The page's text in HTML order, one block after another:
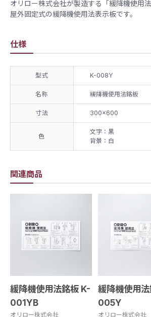
関連商品
緩降機使用法銘板 K-
001YB
オリロー株式会社
緩降機使用
005Y
オリロー株式会社
オリロー株式会社が製造する「緩降機使用
屋外固定式の緩降機使用法表示板です。
仕様
型式 K-008Y
名称 緩降機使用法銘板
寸法 300×600
色
文字：黒
背景：白